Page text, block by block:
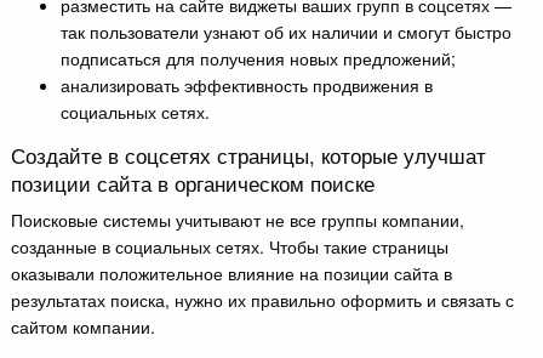
так пользователи узнают об их наличии и смогут быстро
подписаться для получения новых предложений;
анализировать эффективность продвижения в
социальных сетях.
Создайте в соцсетях страницы, которые улучшат
позиции сайта в органическом поиске
Поисковые системы учитывают не все группы компании,
созданные в социальных сетях. Чтобы такие страницы
оказывали положительное влияние на позиции сайта в
результатах поиска, нужно их правильно оформить и связать с
сайтом компании.